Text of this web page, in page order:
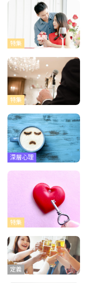
特集
特集
深層心理
特集
定義